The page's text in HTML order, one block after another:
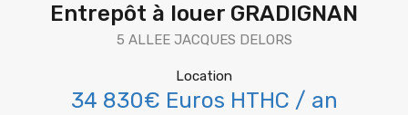
Entrepôt à louer GRADIGNAN
5 ALLEE JACQUES DELORS
Location
34 830€ Euros HTHC / an